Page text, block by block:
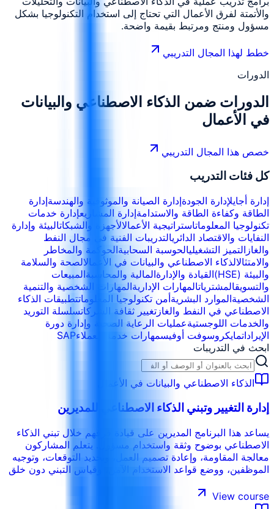
والأتمتة لفرق الأعمال التي تحتاج إلى استخدام التكنولوجيا بشكل
مسؤول ومنتج ومرتبط بقيمة واضحة.
خطط لهذا المجال التدريبي
الدورات
الدورات ضمن الذكاء الاصطناعي والبيانات
في الأعمال
خصص هذا المجال التدريبي
كل فئات التدريب
إدارة أجايلإدارة الجودةإدارة الصيانة والموثوقية والهندسةإدارة
الطاقة وكفاءة الطاقة والاستدامةإدارة المشاريعإدارة خدمات
تكنولوجيا المعلوماتاستراتيجية الأعمالالأجهزة والشبكاتالبيئة وإدارة
النفايات والاقتصاد الدائريالتدريبات الفنية في مجال النفط
والغاز التميز التشغيليالحوسبة السحابيةالحوكمة والمخاطر
والامتثالالذكاء الاصطناعي والبيانات في الأعمالالصحة والسلامة
والبيئة (HSE)
القيادة والإدارةالمالية والمحاسبةالمبيعات
والتسويقالمشترياتالمهارات الإداريةالمهارات الشخصية والتنمية
الشخصيةالموارد البشريةأمن تكنولوجيا المعلوماتتطبيقات الذكاء
الاصطناعي في النفط والغاز تغيير ثقافة الشركاتسلسلة التوريد
والخدمات اللوجستيةعمليات الرعاية الصحية وإدارة دورة
الإيراداتمايكروسوفت أوفيسمهارات خدمة العملاءSAP
ابحث في التدريبات
الذكاء الاصطناعي والبيانات في الأعمال
إدارة التغيير وتبني الذكاء الاصطناعي للمديرين
يساعد هذا البرنامج المديرين على قيادة فرقهم خلال تبني الذكاء
الاصطناعي بوضوح وثقة واستخدام مسؤول. يتعلم المشاركون
معالجة المقاومة، وإعادة تصميم العمل، وتحديد التوقعات، وتوجيه
الموظفين، ووضع قواعد الاستخدام الآمن، وقياس التبني دون خلق
View course